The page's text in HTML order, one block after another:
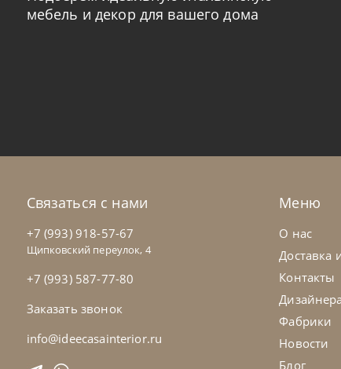
мебель и декор для вашего дома
Связаться с нами
+7 (993) 918-57-67
Щипковский переулок, 4
+7 (993) 587-77-80
Заказать звонок
info@ideecasainterior.ru
Меню
О нас
Доставка
Контакты
Фабрики
Новости
Блог